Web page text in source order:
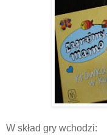
W skład gry wchodzi: